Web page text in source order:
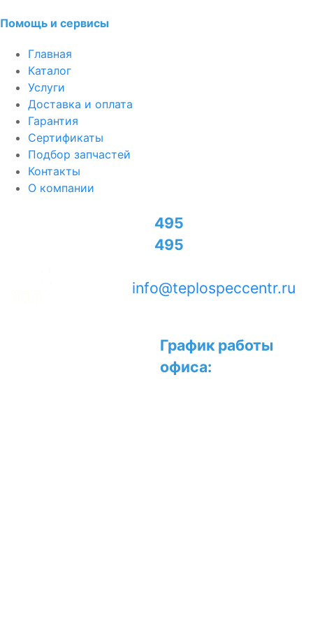
Помощь и сервисы
Главная
Каталог
Услуги
Доставка и оплата
Гарантия
Сертификаты
Подбор запчастей
Контакты
О компании
495
495
info@teplospeccentr.ru
График работы
офиса: